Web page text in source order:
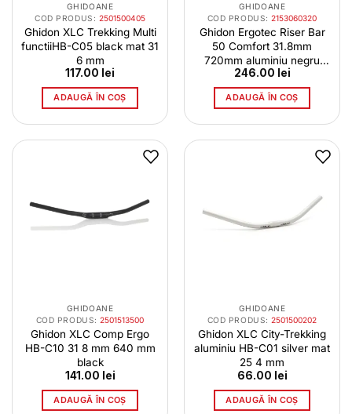
GHIDOANE
COD PRODUS: 2501500405
Ghidon XLC Trekking Multi
functiiHB-C05 black mat 31
6 mm
117.00 lei
ADAUGĂ ÎN COȘ
GHIDOANE
COD PRODUS:2153060320
Ghidon Ergotec Riser Bar
50 Comfort 31.8mm
720mm aluminiu negru
16724201
246.00 lei
ADAUGĂ ÎN COȘ
GHIDOANE
COD PRODUS:2501513500
Ghidon XLC Comp Ergo
HB-C10 31 8 mm 640 mm
black
141.00 lei
ADAUGĂ ÎN COȘ
GHIDOANE
COD PRODUS:2501500202
Ghidon XLC City-Trekking
aluminiu HB-C01 silver mat
25 4 mm
66.00 lei
ADAUGĂ ÎN COȘ